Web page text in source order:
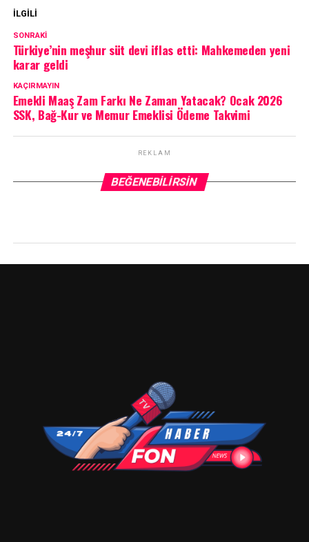
İLGILI
SONRAKI
Türkiye’nin meşhur süt devi iflas etti: Mahkemeden yeni
karar geldi
KAÇIRMAYIN
Emekli Maaş Zam Farkı Ne Zaman Yatacak? Ocak 2026
SSK, Bağ-Kur ve Memur Emeklisi Ödeme Takvimi
REKLAM
BEĞENEBILIRSIN